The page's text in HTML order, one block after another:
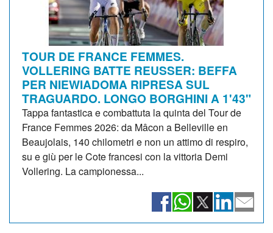
TOUR DE FRANCE FEMMES.
VOLLERING BATTE REUSSER: BEFFA
PER NIEWIADOMA RIPRESA SUL
TRAGUARDO. LONGO BORGHINI A 1'43"
Tappa fantastica e combattuta la quinta del Tour de
France Femmes 2026: da Mâcon a Belleville en
Beaujolais, 140 chilometri e non un attimo di respiro,
su e giù per le Cote francesi con la vittoria Demi
Vollering. La campionessa...